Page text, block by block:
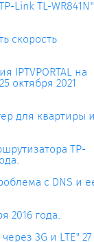
Link TL-WR841N"
скорость
IPTVPORTAL на
октября 2021
для квартиры
TP-
с DNS и
2016 года.
3G и LTE" 27